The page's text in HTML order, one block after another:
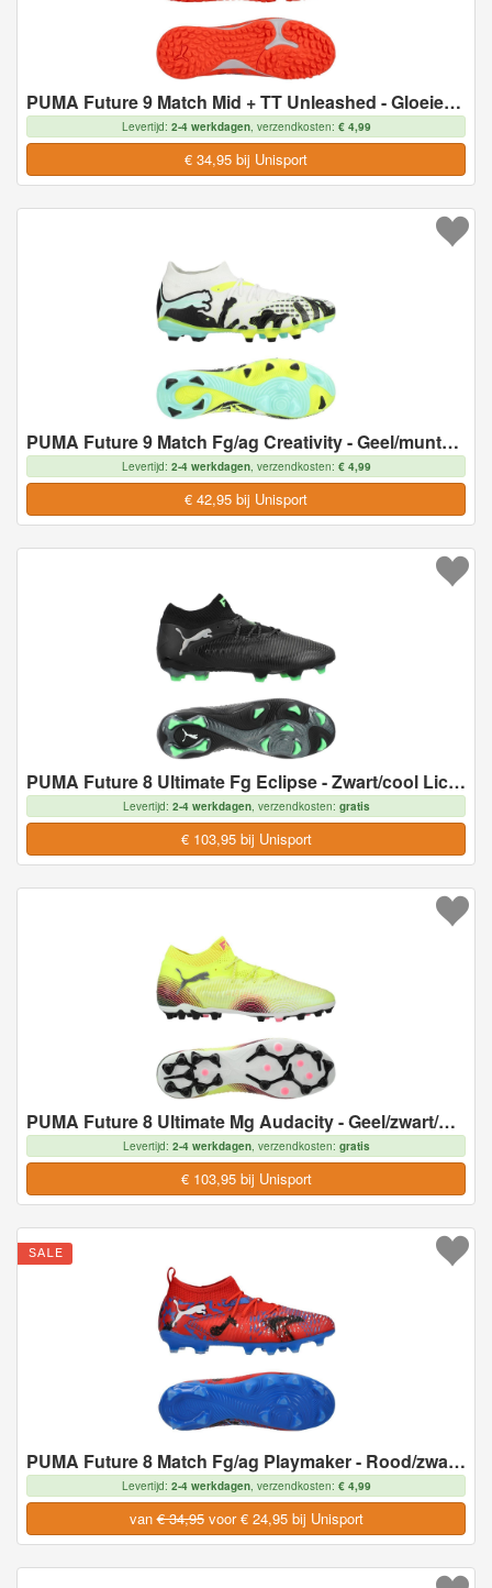
PUMA Future 9 Match Mid + TT Unleashed - Gloeiend rood/Wit/Zwart/Zilver Kids - Turf (TF), maat 34
Levertijd: 2-4 werkdagen, verzendkosten: € 4,99
€ 34,95 bij Unisport
PUMA Future 9 Match Fg/ag Creativity - Geel/muntgelei/wit/zwart, maat 43
Levertijd: 2-4 werkdagen, verzendkosten: € 4,99
€ 42,95 bij Unisport
PUMA Future 8 Ultimate Fg Eclipse - Zwart/cool Lichtgrijs/groen - Natuurgras (Fg), maat 39
Levertijd: 2-4 werkdagen, verzendkosten: gratis
€ 103,95 bij Unisport
PUMA Future 8 Ultimate Mg Audacity - Geel/zwart/door De Zon Getroffen - Multi Ground (Mg), maat 44½
Levertijd: 2-4 werkdagen, verzendkosten: gratis
€ 103,95 bij Unisport
PUMA Future 8 Match Fg/ag Playmaker - Rood/zwart/blauw/pink Pixel Kids, maat 38½
Levertijd: 2-4 werkdagen, verzendkosten: € 4,99
van€ 34,95voor € 24,95 bij Unisport
SALE